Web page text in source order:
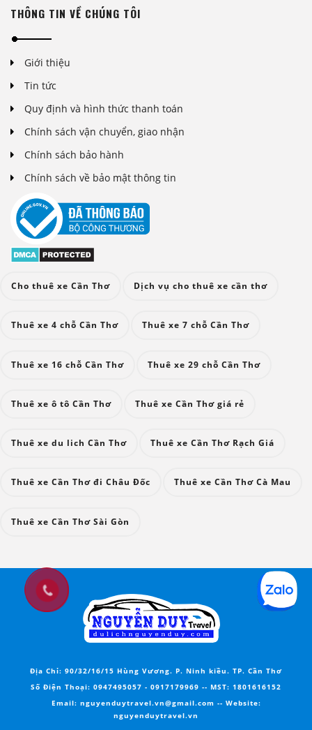
THÔNG TIN VỀ CHÚNG TÔI
Giới thiệu
Tin tức
Quy định và hình thức thanh toán
Chính sách vận chuyển, giao nhận
Chính sách bảo hành
Chính sách về bảo mật thông tin
Cho thuê xe Cần Thơ Dịch vụ cho thuê xe cần thơ
Thuê xe 4 chỗ Cần Thơ Thuê xe 7 chỗ Cần Thơ
Thuê xe 16 chỗ Cần Thơ Thuê xe 29 chỗ Cần Thơ
Thuê xe ô tô Cần Thơ Thuê xe Cần Thơ giá rẻ
Thuê xe du lich Cần Thơ Thuê xe Cần Thơ Rạch Giá
Thuê xe Cần Thơ đi Châu Đốc Thuê xe Cần Thơ Cà Mau
Thuê xe Cần Thơ Sài Gòn
Địa Chỉ: 90/32/16/15 Hùng Vương. P. Ninh kiều. TP. Cần Thơ
Số Điện Thoại: 0947495057 - 0917179969 -- MST: 1801616152
Email: nguyenduytravel.vn@gmail.com -- Website:
nguyenduytravel.vn